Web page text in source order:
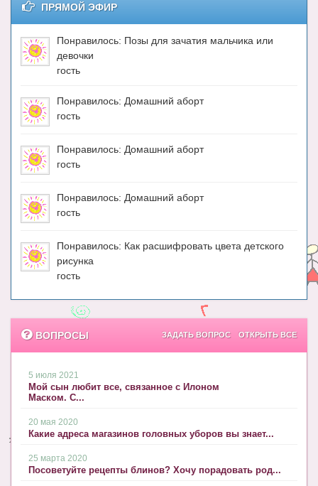
ПРЯМОЙ ЭФИР
Понравилось: Позы для зачатия мальчика или
девочки
гость
Понравилось: Домашний аборт
гость
Понравилось: Домашний аборт
гость
Понравилось: Домашний аборт
гость
Понравилось: Как расшифровать цвета детского
рисунка
гость
ВОПРОСЫ ОТКРЫТЬ ВСЕ
ЗАДАТЬ ВОПРОС
5 июля 2021
Мой сын любит все, связанное с Илоном
Маском. С...
20 мая 2020
Какие адреса магазинов головных уборов вы знает...
25 марта 2020
Посоветуйте рецепты блинов? Хочу порадовать род...